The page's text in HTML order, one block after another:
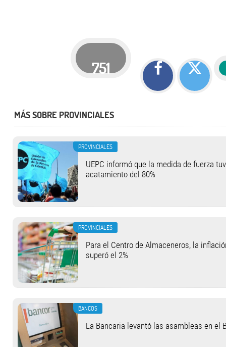
751
MÁS SOBRE PROVINCIALES
PROVINCIALES
UEPC informó que la medida de fuerza
acatamiento del 80%
PROVINCIALES
Para el Centro de Almaceneros, la
superó el 2%
BANCOS
La Bancaria levantó las asambleas en el